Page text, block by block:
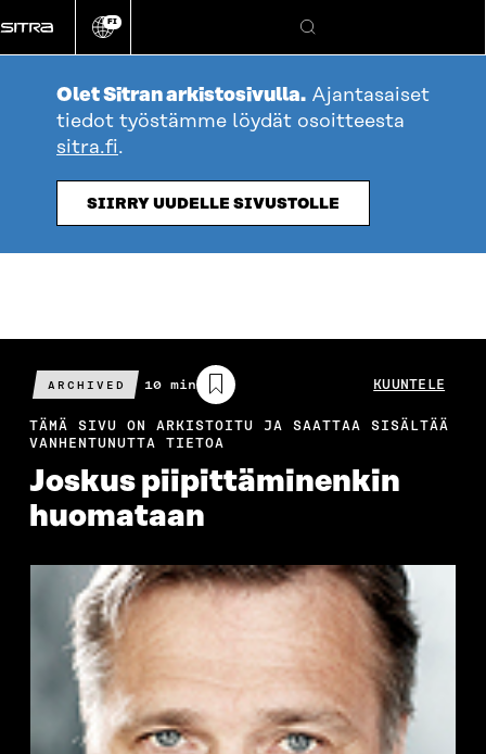
suoraan
sisältöön
Vaihda
kieli
FI
Hae
Olet Sitran arkistosivulla. Ajantasaiset
tiedot työstämme löydät osoitteesta
sitra.fi.
SIIRRY UUDELLE SIVUSTOLLE
ARCHIVED
Arvioitu
lukuaika
10 min KUUNTELE
TÄMÄ SIVU ON ARKISTOITU JA SAATTAA SISÄLTÄÄ
VANHENTUNUTTA TIETOA
Joskus piipittäminenkin
huomataan